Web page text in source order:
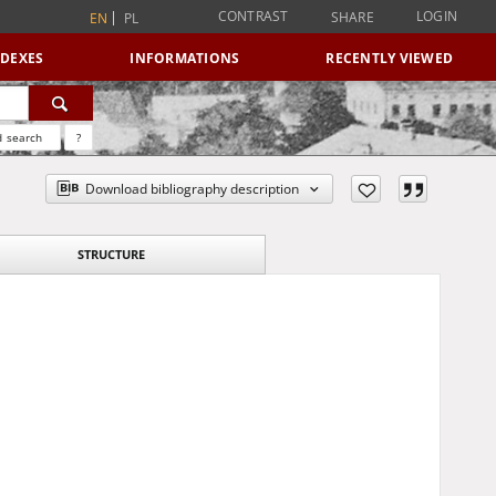
EN PL CONTRAST SHARE LOGIN
INFORMATIONS RECENTLY VIEWED
search ?
Download bibliography description
STRUCTURE